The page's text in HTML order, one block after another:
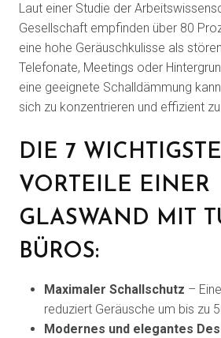
Laut einer Studie der
Gesellschaft empfinden über 80
eine hohe Geräuschkulisse als
Telefonate, Meetings oder
eine geeignete Schalldämmung
sich zu konzentrieren und effizient
DIE 7
VORTEILE EINER
GLASWAND MIT
BÜROS:
Maximaler Schallschutz –
reduziert Geräusche um bis zu
Modernes und elegantes